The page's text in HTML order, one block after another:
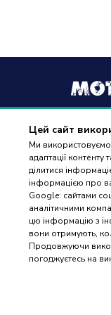
Цей сайт
Ми
адаптації
ділитися
інформацією про
Google: сайтами
аналітичними
цю інформацію з
вони отримують,
Продовжуючи
погоджуєтесь на
+38
дзвінки